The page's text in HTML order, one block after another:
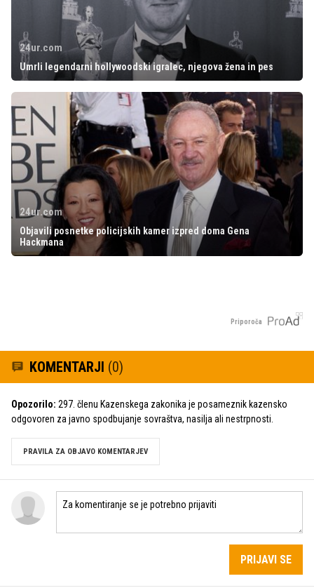
24ur.com
Umrli legendarni hollywoodski igralec, njegova žena in pes
24ur.com
Objavili posnetke policijskih kamer izpred doma Gena
Hackmana
Priporoča
KOMENTARJI (0)
Opozorilo: 297. členu Kazenskega zakonika je posameznik kazensko
odgovoren za javno spodbujanje sovraštva, nasilja ali nestrpnosti.
PRAVILA ZA OBJAVO KOMENTARJEV
PRIJAVI SE